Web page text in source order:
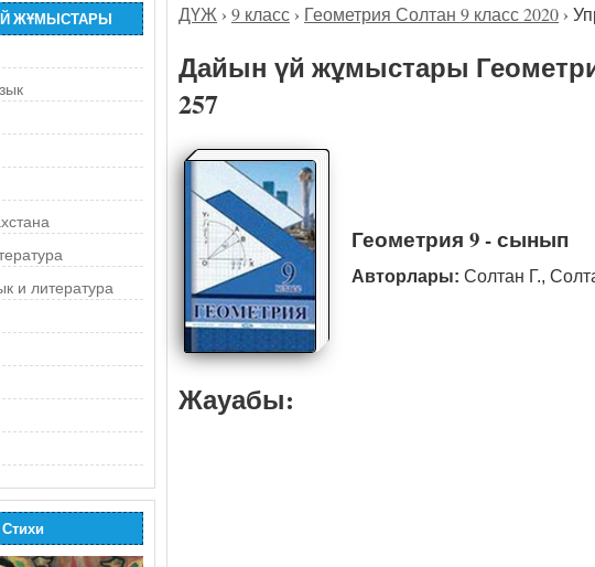
ЖҰМЫСТАРЫ
и литература
Стихи
ДҮЖ › 9 класс › Геометрия Солтан 9 класс 2020 ›
Дайын үй жұмыстары
257
Геометрия 9 - сынып
Авторлары: Солтан Г.,
Жауабы: